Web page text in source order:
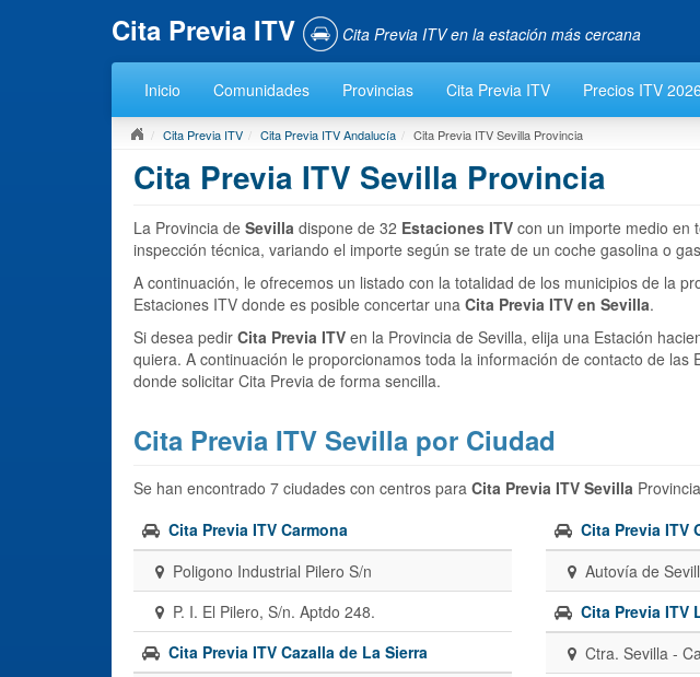
Cita Previa ITV Cita Previa ITV en la estación más cercana
Inicio Comunidades Provincias Cita Previa ITV Precios ITV 2026
Cita Previa ITV Cita Previa ITV Andalucía Cita Previa ITV Sevilla Provincia
Cita Previa ITV Sevilla Provincia
La Provincia de Sevilla dispone de 32 Estaciones ITV con un importe medio en
inspección técnica, variando el importe según se trate de un coche gasolina o
A continuación, le ofrecemos un listado con la totalidad de los municipios de la
Estaciones ITV donde es posible concertar una Cita Previa ITV en Sevilla.
Si desea pedir Cita Previa ITV en la Provincia de Sevilla, elija una Estación
quiera. A continuación le proporcionamos toda la información de contacto de las
donde solicitar Cita Previa de forma sencilla.
Cita Previa ITV Sevilla por Ciudad
Se han encontrado 7 ciudades con centros para Cita Previa ITV Sevilla Provincia
Cita Previa ITV Carmona
Poligono Industrial Pilero S/n
P. I. El Pilero, S/n. Aptdo 248.
Cita Previa ITV Cazalla de La Sierra
Cita Previa ITV
Autovía de
Cita Previa ITV
Ctra. Sevilla -